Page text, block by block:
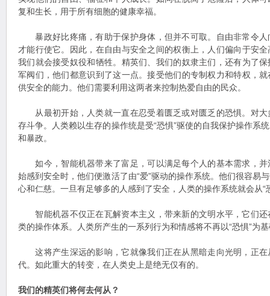
复和生长，用于所有细胞的健康幸福。
暴政好比疼痛，有助于保护身体，但并不可取。自由非常令人
才能行使它。因此，在自由与安全之间的权衡上，人们偏向于安
我们就会接受奴役和牺牲。精英们、我们的奴隶主们，还有为了
军阀们，他们都意识到了这一点。接受他们的专制权力和特权，
供安全的能力。他们需要利用这两者来控制热爱自由的民众。
从最初开始，人类就一直在忍受着匮乏或对匮乏的恐惧。对大
存斗争。人类赖以生存的操作统是受“恐惧”驱使的自我保护操作系
和暴政。
如今，智能机器带来了富足，可以满足每个人的基本需求，并
始感到安全时，他们便激活了由“爱”驱动的操作系统。他们很容易
心和仁慈。一旦有足够多的人感到了安全，人类的操作系统就会从“
智能机器不仅正在瓦解资本主义，带来新的文明水平，它们还
类的操作体系。人类所产生的一系列行为和情感将不再以“恐惧”为
这将产生深远的影响，它就像我们正在从黑暗走向光明，正在
代。如此重大的转变，在人类史上是绝无仅有的。
我们的精英们将何去何从？